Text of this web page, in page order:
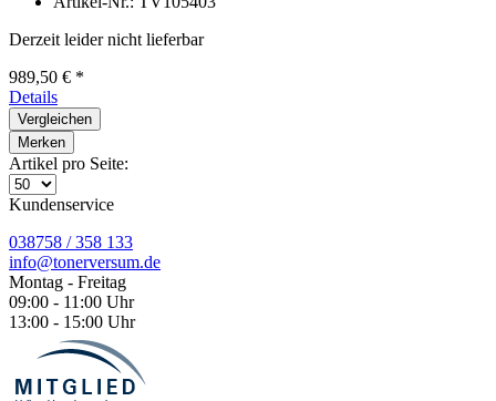
Derzeit leider nicht lieferbar
989,50 € *
Details
Vergleichen
Merken
Artikel pro Seite:
Kundenservice
038758 / 358 133
info@tonerversum.de
Montag - Freitag
09:00 - 11:00 Uhr
13:00 - 15:00 Uhr